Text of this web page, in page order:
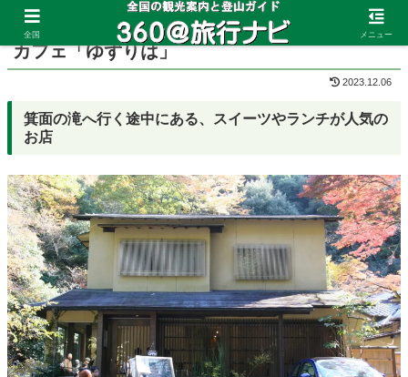
ホーム 大阪府 箕面
カフェ「ゆずりは」
2023.12.06
箕面の滝へ行く途中にある、スイーツやランチが人気の
お店
全国 メニュー